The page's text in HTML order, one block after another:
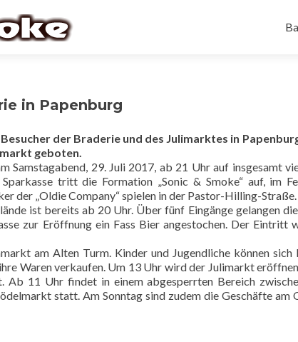
in Papenburg
der Braderie und des Julimarktes in
geboten.
Samstagabend, 29. Juli 2017, ab 21 Uhr auf insgesamt
tritt die Formation „Sonic & Smoke“ auf, im
der „Oldie Company“ spielen in der Pastor-Hilling-Straße.
ist bereits ab 20 Uhr. Über fünf Eingänge gelangen
zur Eröffnung ein Fass Bier angestochen. Der Eintritt
am Alten Turm. Kinder und Jugendliche können sich
Waren verkaufen. Um 13 Uhr wird der Julimarkt
11 Uhr findet in einem abgesperrten Bereich
statt. Am Sonntag sind zudem die Geschäfte am